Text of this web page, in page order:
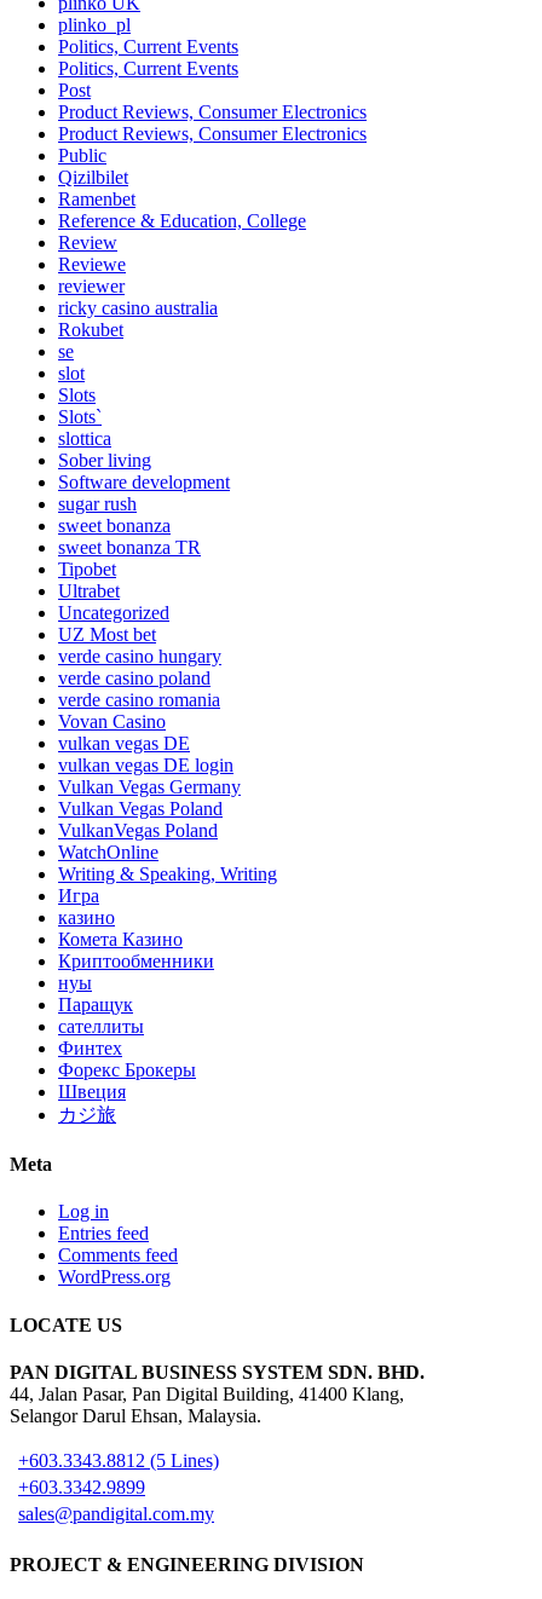
plinko_pl
Politics, Current Events
Politics, Current Events
Post
Product Reviews, Consumer Electronics
Product Reviews, Consumer Electronics
Public
Qizilbilet
Ramenbet
Reference & Education, College
Review
Reviewe
reviewer
ricky casino australia
Rokubet
se
slot
Slots
Slots`
slottica
Sober living
Software development
sugar rush
sweet bonanza
sweet bonanza TR
Tipobet
Ultrabet
Uncategorized
UZ Most bet
verde casino hungary
verde casino poland
verde casino romania
Vovan Casino
vulkan vegas DE
vulkan vegas DE login
Vulkan Vegas Germany
Vulkan Vegas Poland
VulkanVegas Poland
WatchOnline
Writing & Speaking, Writing
Игра
казино
Комета Казино
Криптообменники
нуы
Паращук
сателлиты
Финтех
Форекс Брокеры
Швеция
カジ旅
Meta
Log in
Entries feed
Comments feed
WordPress.org
LOCATE US
PAN DIGITAL BUSINESS SYSTEM SDN. BHD.
44, Jalan Pasar, Pan Digital Building, 41400 Klang,
Selangor Darul Ehsan, Malaysia.
+603.3343.8812 (5 Lines)
+603.3342.9899
sales@pandigital.com.my
PROJECT & ENGINEERING DIVISION